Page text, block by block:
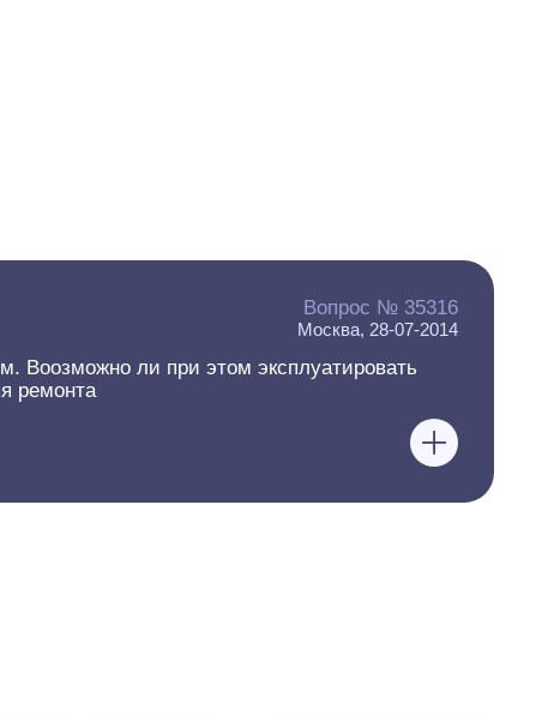
Вопрос № 35316
Москва, 28-07-2014
Воозможно ли при этом эксплуатировать
ремонта